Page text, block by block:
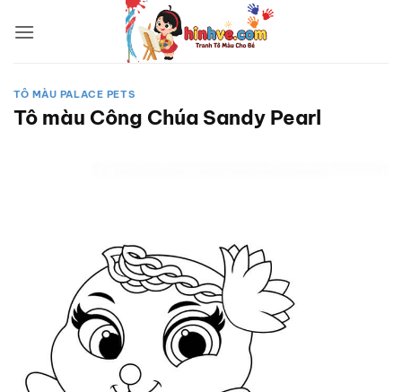
qua
TÔ MÀU PALACE PETS
Tô màu Công Chúa Sandy Pearl